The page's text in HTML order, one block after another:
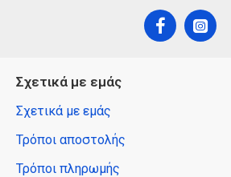
Σχετικά με εμάς
Σχετικά με εμάς
Τρόποι αποστολής
Τρόποι πληρωμής